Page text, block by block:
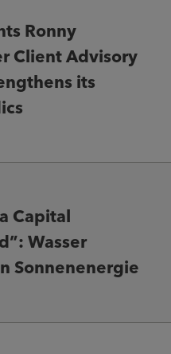
Ronny
Client Advisory
its
Capital
Wasser
Sonnenenergie